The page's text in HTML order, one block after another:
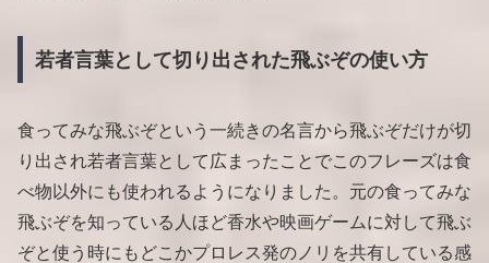
若者言葉として切り出された飛ぶぞの使い方
食ってみな飛ぶぞという一続きの名言から飛ぶぞだけが切
り出され若者言葉として広まったことでこのフレーズは食
べ物以外にも使われるようになりました。元の食ってみな
飛ぶぞを知っている人ほど香水や映画ゲームに対して飛ぶ
ぞと使う時にもどこかプロレス発のノリを共有している感